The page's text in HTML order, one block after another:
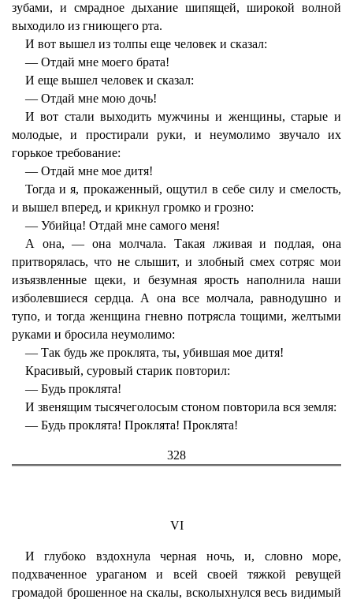
зубами, и смрадное дыхание шипящей, широкой волной
выходило из гниющего рта.
И вот вышел из толпы еще человек и сказал:
— Отдай мне моего брата!
И еще вышел человек и сказал:
— Отдай мне мою дочь!
И вот стали выходить мужчины и женщины, старые и
молодые, и простирали руки, и неумолимо звучало их
горькое требование:
— Отдай мне мое дитя!
Тогда и я, прокаженный, ощутил в себе силу и смелость,
и вышел вперед, и крикнул громко и грозно:
— Убийца! Отдай мне самого меня!
А она, — она молчала. Такая лживая и подлая, она
притворялась, что не слышит, и злобный смех сотряс мои
изъязвленные щеки, и безумная ярость наполнила наши
изболевшиеся сердца. А она все молчала, равнодушно и
тупо, и тогда женщина гневно потрясла тощими, желтыми
руками и бросила неумолимо:
— Так будь же проклята, ты, убившая мое дитя!
Красивый, суровый старик повторил:
— Будь проклята!
И звенящим тысячеголосым стоном повторила вся земля:
— Будь проклята! Проклята! Проклята!
328
VI
И глубоко вздохнула черная ночь, и, словно море,
подхваченное ураганом и всей своей тяжкой ревущей
громадой брошенное на скалы, всколыхнулся весь видимый